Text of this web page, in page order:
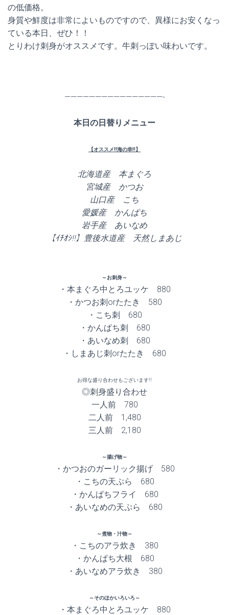
の低価格。
身質や鮮度は非常によいものですので、異様にお安くなっ
ている本日、ぜひ！！
とりわけ刺身がオススメです。牛刺っぽい味わいです。
————————————————-
本日の日替りメニュー
【オススメ!!海の幸!!】
北海道産 本まぐろ
宮城産 かつお
山口産 こち
愛媛産 かんぱち
岩手産 あいなめ
【ｲﾁｵｼ!!】豊後水道産 天然しまあじ
～お刺身～
・本まぐろ中とろユッケ 880
・かつお刺orたたき 580
・こち刺 680
・かんぱち刺 680
・あいなめ刺 680
・しまあじ刺orたたき 680
お得な盛り合わせもございます!!
◎刺身盛り合わせ
一人前 780
二人前 1,480
三人前 2,180
～揚げ物～
・かつおのガーリック揚げ 580
・こちの天ぷら 680
・かんぱちフライ 680
・あいなめの天ぷら 680
～煮物・汁物～
・こちのアラ炊き 380
・かんぱち大根 680
・あいなめアラ炊き 380
～そのほかいろいろ～
・本まぐろ中とろユッケ 880